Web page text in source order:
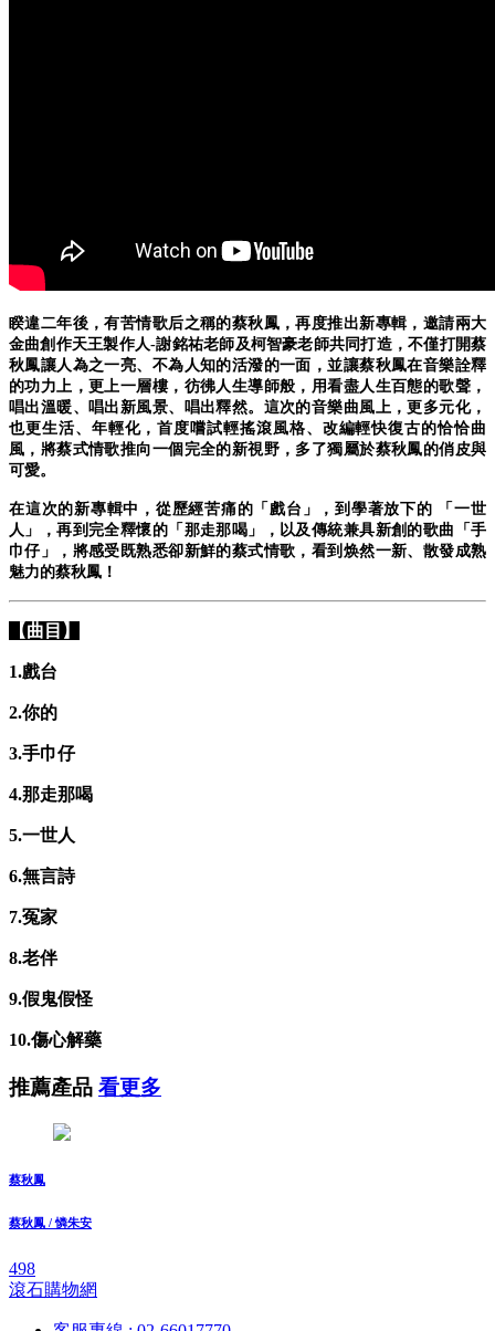
睽違二年後，有苦情歌后之稱的蔡秋鳳，再度推出新專輯，邀請兩大
金曲創作天王製作人-謝銘祐老師及柯智豪老師共同打造，不僅打開蔡
秋鳳讓人為之一亮、不為人知的活潑的一面，並讓蔡秋鳳在音樂詮釋
的功力上，更上一層樓，彷彿人生導師般，用看盡人生百態的歌聲，
唱出溫暖、唱出新風景、唱出釋然。這次的音樂曲風上，更多元化，
也更生活、年輕化，首度嚐試輕搖滾風格、改編輕快復古的恰恰曲
風，將蔡式情歌推向一個完全的新視野，多了獨屬於蔡秋鳳的俏皮與
可愛。
在這次的新專輯中，從歷經苦痛的「戲台」，到學著放下的 「一世
人」，再到完全釋懷的「那走那喝」，以及傳統兼具新創的歌曲「手
巾仔」，將感受既熟悉卻新鮮的蔡式情歌，看到焕然一新、散發成熟
魅力的蔡秋鳳！
【曲目】
1.戲台
2.你的
3.手巾仔
4.那走那喝
5.一世人
6.無言詩
7.冤家
8.老伴
9.假鬼假怪
10.傷心解藥
推薦產品 看更多
蔡秋鳳
蔡秋鳳 / 憐朱安
498
滾石購物網